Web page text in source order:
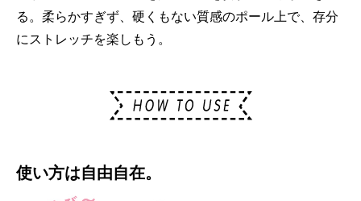
る。柔らかすぎず、硬くもない質感のポール上で、存分
にストレッチを楽しもう。
使い方は自由自在。